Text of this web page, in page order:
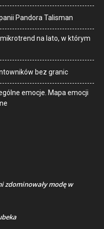
Pandora Talisman
na lato, w którym
bez granic
emocje. Mapa emocji
zdominowały modę w